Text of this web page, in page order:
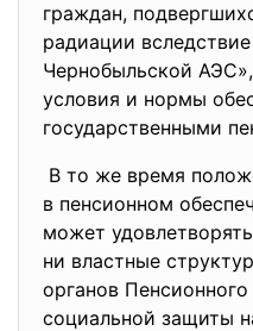
граждан,
радиации
Чернобыльской
условия и нормы
государственными
В то же время
в пенсионном
может
ни властные
органов
социальной защиты